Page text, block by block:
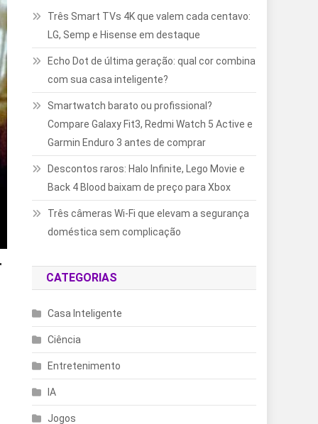
Três Smart TVs 4K que valem cada centavo:
LG, Semp e Hisense em destaque
Echo Dot de última geração: qual cor combina
com sua casa inteligente?
Smartwatch barato ou profissional?
Compare Galaxy Fit3, Redmi Watch 5 Active e
Garmin Enduro 3 antes de comprar
Descontos raros: Halo Infinite, Lego Movie e
Back 4 Blood baixam de preço para Xbox
Três câmeras Wi-Fi que elevam a segurança
doméstica sem complicação
CATEGORIAS
Casa Inteligente
Ciência
Entretenimento
IA
Jogos